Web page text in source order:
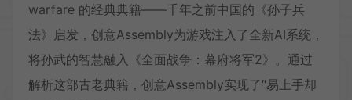
warfare 的经典典籍——千年之前中国的《孙子兵
法》启发，创意Assembly为游戏注入了全新AI系统，
将孙武的智慧融入《全面战争：幕府将军2》。通过
解析这部古老典籍，创意Assembly实现了“易上手却